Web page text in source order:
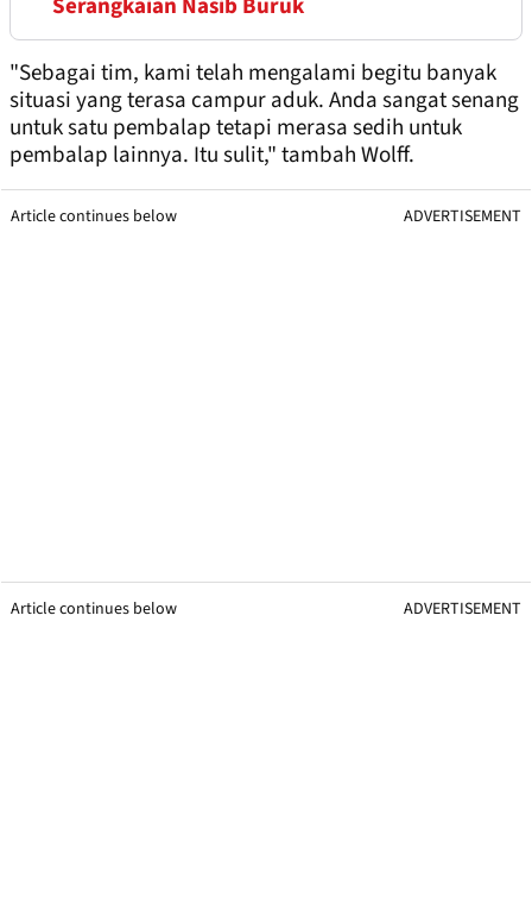
Serangkaian Nasib Buruk
"Sebagai tim, kami telah mengalami begitu banyak
situasi yang terasa campur aduk. Anda sangat senang
untuk satu pembalap tetapi merasa sedih untuk
pembalap lainnya. Itu sulit," tambah Wolff.
Article continues below ADVERTISEMENT
Article continues below ADVERTISEMENT